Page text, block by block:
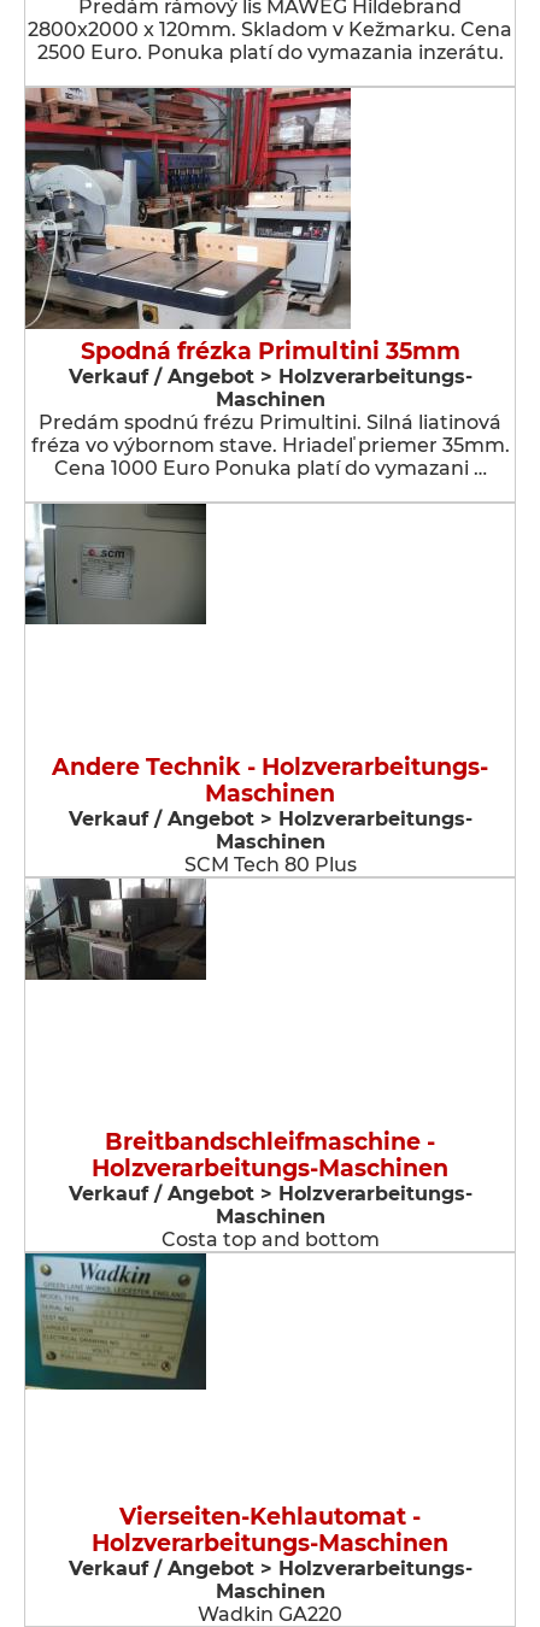
Predám rámový lis MAWEG Hildebrand
2800x2000 x 120mm. Skladom v Kežmarku. Cena
2500 Euro. Ponuka platí do vymazania inzerátu.
Spodná frézka Primultini 35mm
Verkauf / Angebot > Holzverarbeitungs-
Maschinen
Predám spodnú frézu Primultini. Silná liatinová
fréza vo výbornom stave. Hriadeľ priemer 35mm.
Cena 1000 Euro Ponuka platí do vymazani …
Andere Technik - Holzverarbeitungs-
Maschinen
Verkauf / Angebot > Holzverarbeitungs-
Maschinen
SCM Tech 80 Plus
Breitbandschleifmaschine -
Holzverarbeitungs-Maschinen
Verkauf / Angebot > Holzverarbeitungs-
Maschinen
Costa top and bottom
Vierseiten-Kehlautomat -
Holzverarbeitungs-Maschinen
Verkauf / Angebot > Holzverarbeitungs-
Maschinen
Wadkin GA220